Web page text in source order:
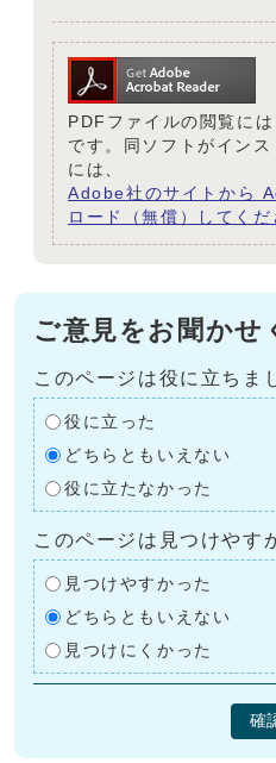
PDFファイルの閲覧に
です。同ソフトがイン
には、
Adobe社のサイトから
ロード（無償）してくだ
ご意見をお聞かせ
このページは役に立ちま
役に立った
どちらともいえない
役に立たなかった
このページは見つけやす
見つけやすかった
どちらともいえない
見つけにくかった
確